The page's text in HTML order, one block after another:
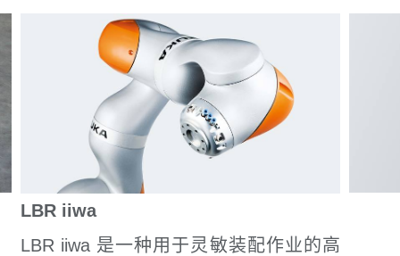
LBR iiwa
LBR iiwa 是一种用于灵敏装配作业的高